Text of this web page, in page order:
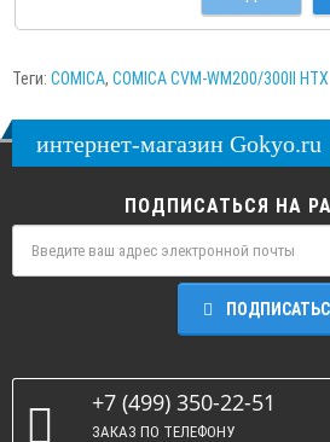
Теги: COMICA, COMICA CVM-WM200/300II HTX
интернет-магазин Gokyo.ru
ПОДПИСАТЬСЯ НА
+7 (499) 350-22-51
ЗАКАЗ ПО ТЕЛЕФОНУ